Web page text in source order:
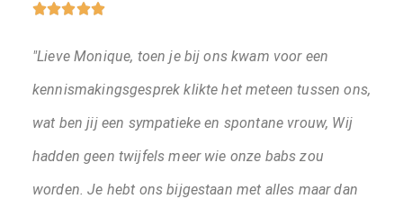

"Lieve Monique, toen je bij ons kwam voor een
kennismakingsgesprek klikte het meteen tussen ons,
wat ben jij een sympatieke en spontane vrouw, Wij
hadden geen twijfels meer wie onze babs zou
worden. Je hebt ons bijgestaan met alles maar dan